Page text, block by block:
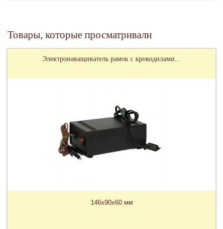
Товары, которые просматривали
Электронаващиватель рамок с крокодилами...
146х90х60 мм